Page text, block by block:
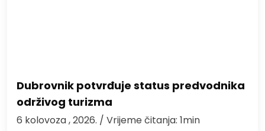
Dubrovnik potvrđuje status predvodnika
održivog turizma
6 kolovoza , 2026. / Vrijeme čitanja: 1min